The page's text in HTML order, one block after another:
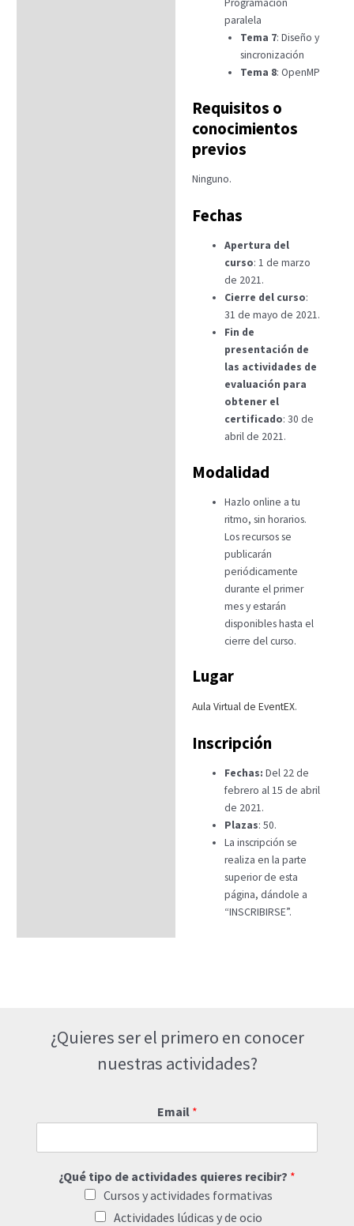
Programación
paralela
Tema 7: Diseño y
sincronización
Tema 8: OpenMP
Requisitos o
conocimientos
previos
Ninguno.
Fechas
Apertura del
curso: 1 de marzo
de 2021.
Cierre del curso:
31 de mayo de 2021.
Fin de
presentación de
las actividades de
evaluación para
obtener el
certificado: 30 de
abril de 2021.
Modalidad
Hazlo online a tu
ritmo, sin horarios.
Los recursos se
publicarán
periódicamente
durante el primer
mes y estarán
disponibles hasta el
cierre del curso.
Lugar
Aula Virtual de EventEX.
Inscripción
Fechas: Del 22 de
febrero al 15 de abril
de 2021.
Plazas: 50.
La inscripción se
realiza en la parte
superior de esta
página, dándole a
“INSCRIBIRSE”.
¿Quieres ser el primero en conocer
nuestras actividades?
Email *
¿Qué tipo de actividades quieres recibir? *
Cursos y actividades formativas
Actividades lúdicas y de ocio